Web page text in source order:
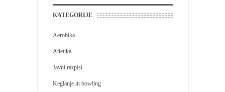
KATEGORIJE
Aerobika
Atletika
Javni razpisi
Keglanje in bowling